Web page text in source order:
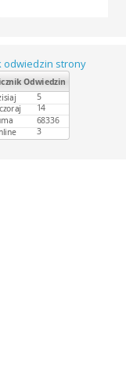
odwiedzin strony